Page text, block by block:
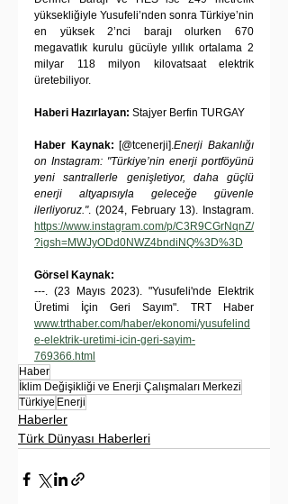
yüksekliğiyle Yusufeli’nden sonra Türkiye’nin
en yüksek 2’nci barajı olurken 670
megavatlık kurulu gücüyle yıllık ortalama 2
milyar 118 milyon kilovatsaat elektrik
üretebiliyor.
Haberi Hazırlayan: Stajyer Berfin TURGAY
Haber Kaynak: [@tcenerji].Enerji Bakanlığı
on Instagram: "Türkiye’nin enerji portföyünü
yeni santrallerle genişletiyor, daha güçlü
enerji altyapısıyla geleceğe güvenle
ilerliyoruz."
https://www.instagram.com/p/C3R9CGrNqnZ/
?igsh=MWJyODd0NWZ4bndiNQ%3D%3D
Görsel Kaynak:
---. (23 Mayıs 2023). "Yusufeli'nde Elektrik
www.trthaber.com/haber/ekonomi/yusufelind
e-elektrik-uretimi-icin-geri-sayim-
769366.html
Haber
İklim Değişikliği ve Enerji Çalışmaları Merkezi
Türkiye Enerji
Haberler
Türk Dünyası Haberleri